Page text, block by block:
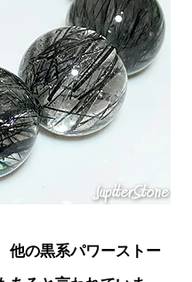
他の黒系パワーストー